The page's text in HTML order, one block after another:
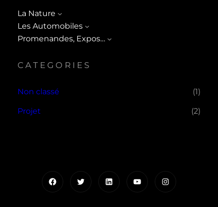
La Nature
Les Automobiles
Promenandes, Expos…
CATEGORIES
Non classé (1)
Projet (2)
FacebookTwitterLinkedInYouTubeInstagram